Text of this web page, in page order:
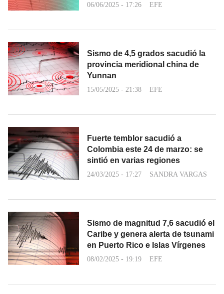
06/06/2025 - 17:26 EFE
Sismo de 4,5 grados sacudió la
provincia meridional china de
Yunnan
15/05/2025 - 21:38 EFE
Fuerte temblor sacudió a
Colombia este 24 de marzo: se
sintió en varias regiones
24/03/2025 - 17:27 SANDRA VARGAS
Sismo de magnitud 7,6 sacudió el
Caribe y genera alerta de tsunami
en Puerto Rico e Islas Vírgenes
08/02/2025 - 19:19 EFE